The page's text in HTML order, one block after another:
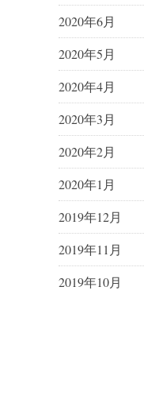
2020年6月
2020年5月
2020年4月
2020年3月
2020年2月
2020年1月
2019年12月
2019年11月
2019年10月